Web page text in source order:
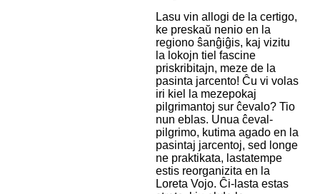
Lasu vin allogi de la certigo,
ke preskaŭ nenio en la
regiono ŝanĝiĝis, kaj vizitu
la lokojn tiel fascine
priskribitajn, meze de la
pasinta jarcento! Ĉu vi volas
iri kiel la mezepokaj
pilgrimantoj sur ĉevalo? Tio
nun eblas. Unua ĉeval-
pilgrimo, kutima agado en la
pasintaj jarcentoj, sed longe
ne praktikata, lastatempe
estis reorganizita en la
Loreta Vojo. Ĉi-lasta estas